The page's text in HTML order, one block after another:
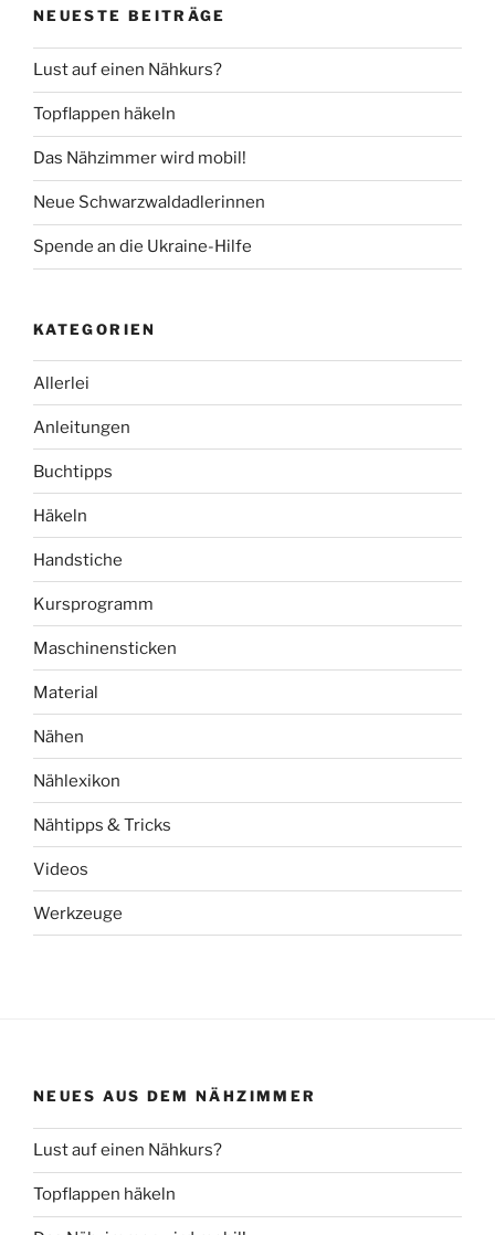
NEUESTE BEITRÄGE
Lust auf einen Nähkurs?
Topflappen häkeln
Das Nähzimmer wird mobil!
Neue Schwarzwaldadlerinnen
Spende an die Ukraine-Hilfe
KATEGORIEN
Allerlei
Anleitungen
Buchtipps
Häkeln
Handstiche
Kursprogramm
Maschinensticken
Material
Nähen
Nählexikon
Nähtipps & Tricks
Videos
Werkzeuge
NEUES AUS DEM NÄHZIMMER
Lust auf einen Nähkurs?
Topflappen häkeln